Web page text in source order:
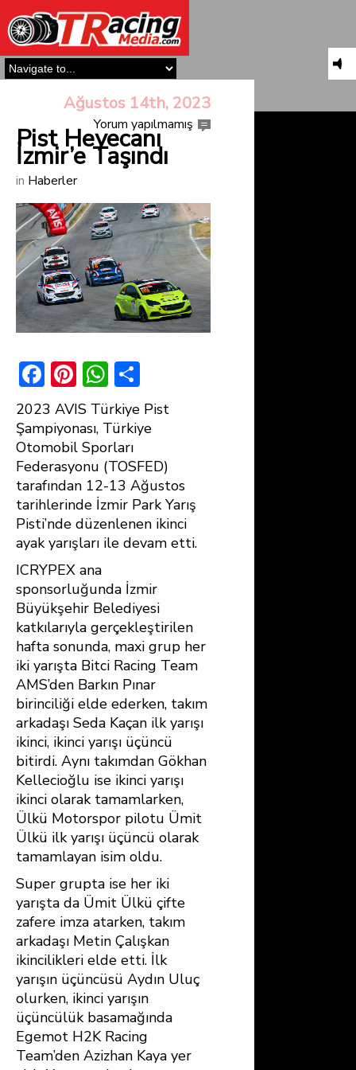
Ağustos 14th, 2023
Yorum yapılmamış
Pist Heyecanı
İzmir’e Taşındı
in Haberler
F
ac
e
b
o
ok
Pi
nt
er
e
st
W
h
at
s
A
p
p
h
ar
2023 AVIS Türkiye Pist
Şampiyonası, Türkiye
Otomobil Sporları
Federasyonu (TOSFED)
tarafından 12-13 Ağustos
tarihlerinde İzmir Park Yarış
Pisti’nde düzenlenen ikinci
ayak yarışları ile devam etti.
ICRYPEX ana
sponsorluğunda İzmir
Büyükşehir Belediyesi
katkılarıyla gerçekleştirilen
hafta sonunda, maxi grup her
iki yarışta Bitci Racing Team
AMS’den Barkın Pınar
birinciliği elde ederken, takım
arkadaşı Seda Kaçan ilk yarışı
ikinci, ikinci yarışı üçüncü
bitirdi. Aynı takımdan Gökhan
Kellecioğlu ise ikinci yarışı
ikinci olarak tamamlarken,
Ülkü Motorspor pilotu Ümit
Ülkü ilk yarışı üçüncü olarak
tamamlayan isim oldu.
Super grupta ise her iki
yarışta da Ümit Ülkü çifte
zafere imza atarken, takım
arkadaşı Metin Çalışkan
ikincilikleri elde etti. İlk
yarışın üçüncüsü Aydın Uluç
olurken, ikinci yarışın
üçüncülük basamağında
Egemot H2K Racing
Team’den Azizhan Kaya yer